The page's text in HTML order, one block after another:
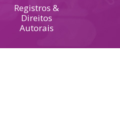
Registros &
Direitos
Autorais